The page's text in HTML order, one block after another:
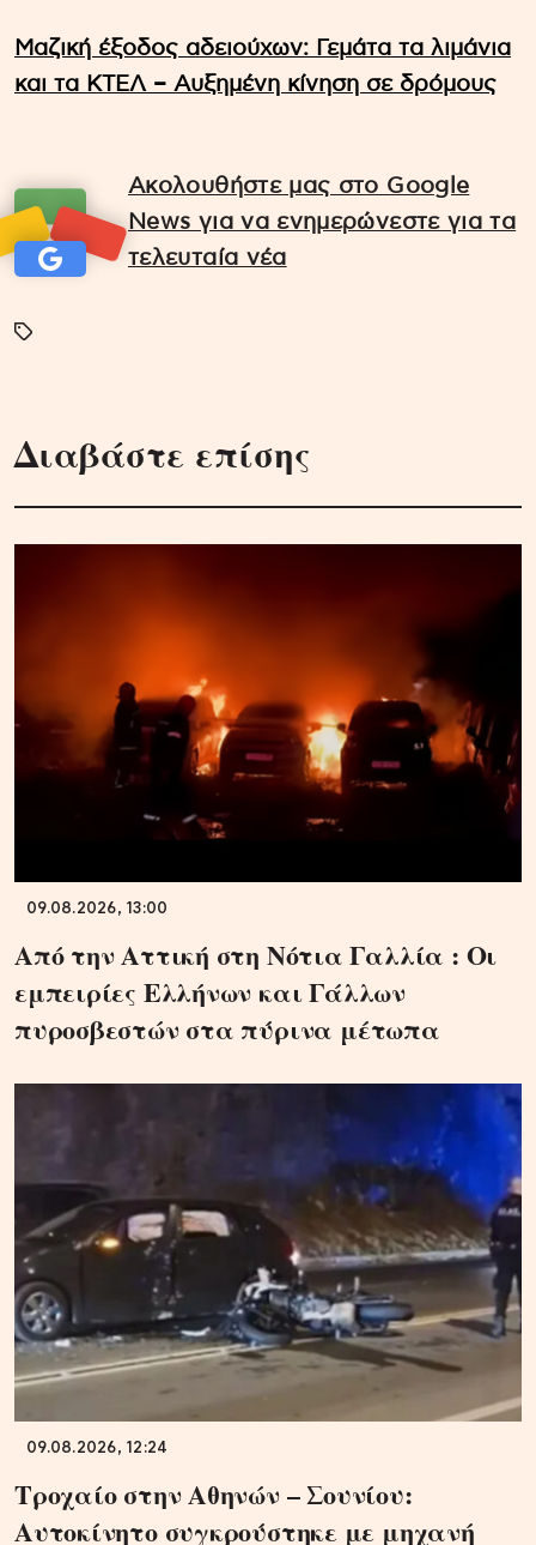
Μαζική έξοδος αδειούχων: Γεμάτα τα λιμάνια
και τα ΚΤΕΛ – Αυξημένη κίνηση σε δρόμους
Ακολουθήστε μας στο Google
News για να ενημερώνεστε για τα
τελευταία νέα
Διαβάστε επίσης
09.08.2026, 13:00
Από την Αττική στη Νότια Γαλλία : Οι
εμπειρίες Ελλήνων και Γάλλων
πυροσβεστών στα πύρινα μέτωπα
09.08.2026, 12:24
Τροχαίο στην Αθηνών – Σουνίου:
Αυτοκίνητο συγκρούστηκε με μηχανή